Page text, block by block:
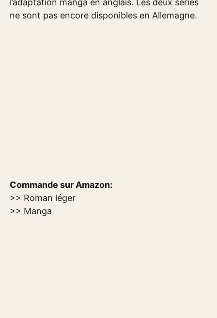
ne sont pas encore disponibles en Allemagne.
Commande sur Amazon:
>> Roman léger
>> Manga